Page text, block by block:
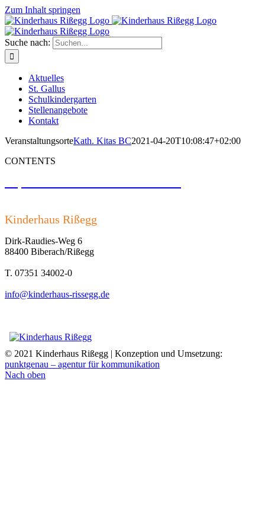
Zum Inhalt springen
Suche nach:
Aktuelles
St. Gallus
Schulkindergarten
Stellenangebote
Kontakt
VeranstaltungsorteKath. Kitas BC2021-04-20T10:08:47+02:00
CONTENTS
Kinderhaus Rißegg
Dirk-Raudies-Weg 6
88400 Biberach/Rißegg
T. 07351 34002-0
info@kinderhaus-rissegg.de
© 2021 Kinderhaus Rißegg | Konzeption und Umsetzung:
punktgenau – agentur für kommunikation
Nach oben